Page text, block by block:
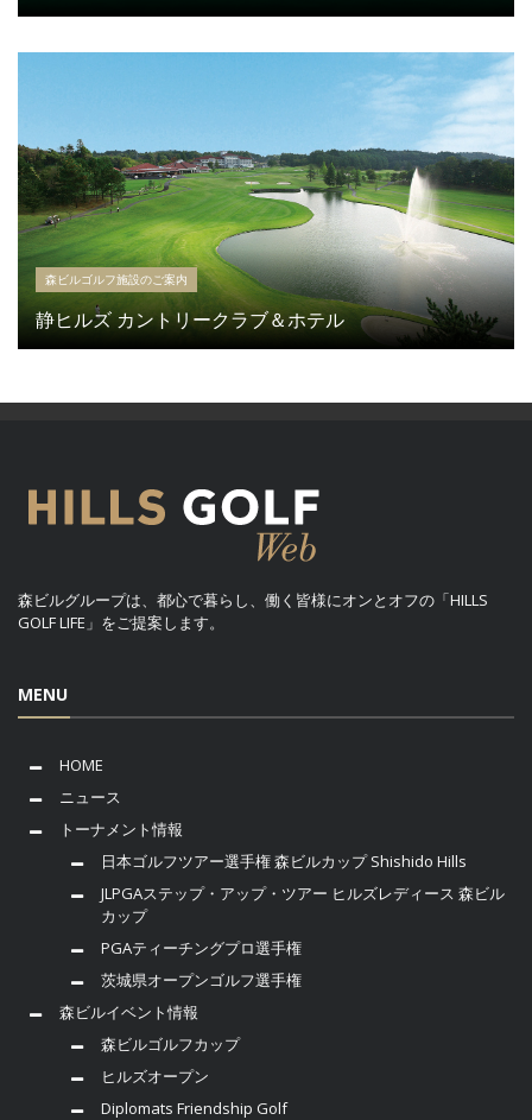
森ビルゴルフ施設のご案内
静ヒルズ カントリークラブ＆ホテル
森ビルグループは、都心で暮らし、働く皆様にオンとオフの「HILLS
GOLF LIFE」をご提案します。
MENU
HOME
ニュース
トーナメント情報
日本ゴルフツアー選手権 森ビルカップ Shishido Hills
JLPGAステップ・アップ・ツアー ヒルズレディース 森ビル
カップ
PGAティーチングプロ選手権
茨城県オープンゴルフ選手権
森ビルイベント情報
森ビルゴルフカップ
ヒルズオープン
Diplomats Friendship Golf